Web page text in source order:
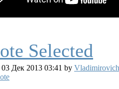
Дек 2013 03:41 by Vladimirovich